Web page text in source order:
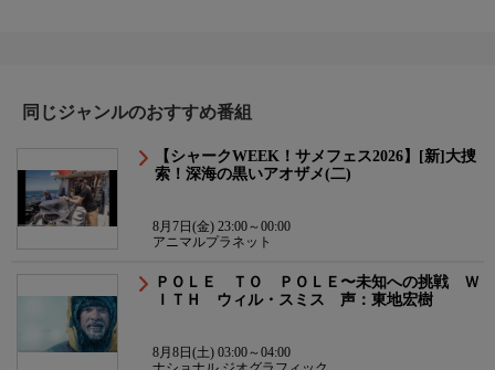
同じジャンルのおすすめ番組
【シャークWEEK！サメフェス2026】[新]大捜
索！深海の黒いアオザメ(二)
8月7日(金) 23:00～00:00
アニマルプラネット
ＰＯＬＥ ＴＯ ＰＯＬＥ〜未知への挑戦 Ｗ
ＩＴＨ ウィル・スミス 声：東地宏樹
8月8日(土) 03:00～04:00